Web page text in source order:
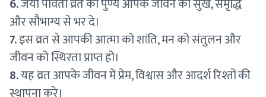
6.जया पार्वती व्रत का पुण्य आपके जीवन को सुख, समृद्धि
और सौभाग्य से भर दे।
7.इस व्रत से आपकी आत्मा को शांति, मन को संतुलन और
जीवन को स्थिरता प्राप्त हो।
8.यह व्रत आपके जीवन में प्रेम, विश्वास और आदर्श रिश्तों की